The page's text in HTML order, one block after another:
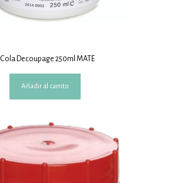
Cola Decoupage 250ml MATE
Añadir al carrito